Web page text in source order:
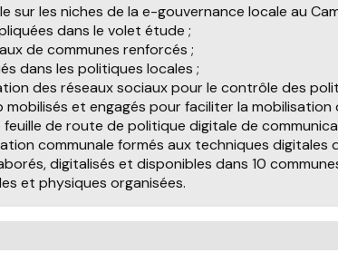
sur les niches de la e-gouvernance locale au
dans le volet étude ;
de communes renforcés ;
dans les politiques locales ;
des réseaux sociaux pour le contrôle des
et engagés pour faciliter la mobilisation
feuille de route de politique digitale de
communale formés aux techniques digitales
digitalisés et disponibles dans 10
et physiques organisées.